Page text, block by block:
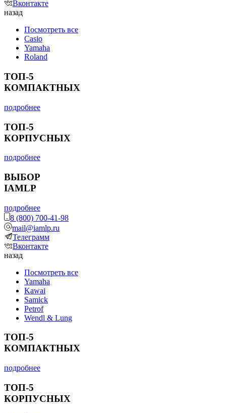
Вконтакте
назад
Посмотреть все
Casio
Yamaha
Roland
ТОП-5
КОМПАКТНЫХ
подробнее
ТОП-5
КОРПУСНЫХ
подробнее
ВЫБОР
IAMLP
подробнее
8 (800) 700-41-98
mail@iamlp.ru
Телеграмм
Вконтакте
назад
Посмотреть все
Yamaha
Kawai
Samick
Petrof
Wendl & Lung
ТОП-5
КОМПАКТНЫХ
подробнее
ТОП-5
КОРПУСНЫХ